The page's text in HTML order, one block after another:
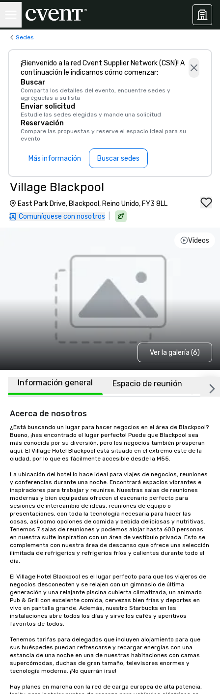
Sedes
¡Bienvenido a la red Cvent Supplier Network (CSN)! A
continuación le indicamos cómo comenzar:
Buscar
Comparta los detalles del evento, encuentre sedes y
agréguelas a su lista
Enviar solicitud
Estudie las sedes elegidas y mande una solicitud
Reservación
Compare las propuestas y reserve el espacio ideal para su
evento
Más información Buscar sedes
Village Blackpool
East Park Drive, Blackpool, Reino Unido, FY3 8LL
Comuníquese con nosotros
Vídeos
Ver la galería (6)
Información general Espacio de reunión
Acerca de nosotros
¿Está buscando un lugar para hacer negocios en el área de Blackpool?
Bueno, ¡has encontrado el lugar perfecto! Puede que Blackpool sea
más conocida por su diversión, pero los negocios también prosperan
aquí. El Village Hotel Blackpool está situado en el extremo este de la
ciudad, por lo que es fácilmente accesible desde la M55.
La ubicación del hotel lo hace ideal para viajes de negocios, reuniones
y conferencias durante una noche. Encontrará espacios vibrantes e
inspiradores para trabajar y reunirse. Nuestras salas de reuniones
modernas y bien equipadas ofrecen el escenario perfecto para
sesiones de intercambio de ideas, reuniones de equipo o
presentaciones, con toda la tecnología necesaria para hacer las
cosas, así como opciones de comida y bebida deliciosas y nutritivas.
Tenemos 7 salas de reuniones y podemos alojar hasta 600 personas
en nuestra suite Inspiration con un área de vestíbulo privada. Esto se
complementa con nuestra área de descanso que ofrece una selección
ilimitada de refrigerios y refrigerios fríos y calientes durante todo el
día.
El Village Hotel Blackpool es el lugar perfecto para que los viajeros de
negocios desconecten y se relajen con un gimnasio de última
generación y una relajante piscina cubierta climatizada, un animado
Pub & Grill con excelente comida, cervezas bien frías y deportes en
vivo en pantalla grande. Además, nuestro Starbucks en las
instalaciones abre todos los días y sirve los cafés y aperitivos
favoritos de todos.
Tenemos tarifas para delegados que incluyen alojamiento para que
sus huéspedes puedan refrescarse y recargar energías con una
estancia de una noche en una de nuestras habitaciones con camas
supercómodas, duchas de gran tamaño, televisores enormes y
tecnología moderna. ¡No querrán irse!
Hay planes en marcha con la red de carga europea de alta potencia,